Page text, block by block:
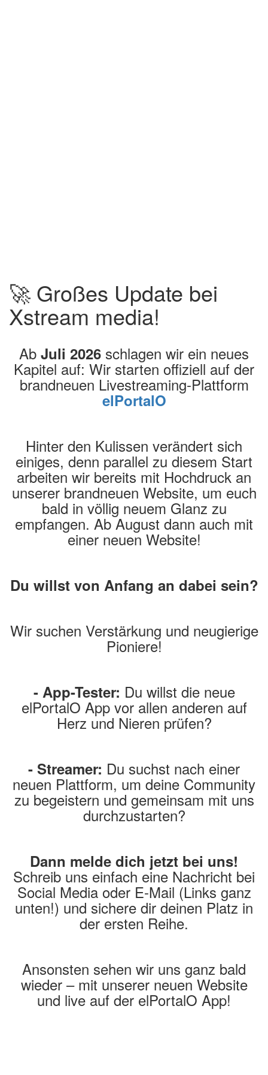
🚀 Großes Update bei
Xstream media!
Ab Juli 2026 schlagen wir ein neues
Kapitel auf: Wir starten offiziell auf der
brandneuen Livestreaming-Plattform
elPortalO
Hinter den Kulissen verändert sich
einiges, denn parallel zu diesem Start
arbeiten wir bereits mit Hochdruck an
unserer brandneuen Website, um euch
bald in völlig neuem Glanz zu
empfangen. Ab August dann auch mit
einer neuen Website!
Du willst von Anfang an dabei sein?
Wir suchen Verstärkung und neugierige
Pioniere!
- App-Tester: Du willst die neue
elPortalO App vor allen anderen auf
Herz und Nieren prüfen?
- Streamer: Du suchst nach einer
neuen Plattform, um deine Community
zu begeistern und gemeinsam mit uns
durchzustarten?
Dann melde dich jetzt bei uns!
Schreib uns einfach eine Nachricht bei
Social Media oder E-Mail (Links ganz
unten!) und sichere dir deinen Platz in
der ersten Reihe.
Ansonsten sehen wir uns ganz bald
wieder – mit unserer neuen Website
und live auf der elPortalO App!